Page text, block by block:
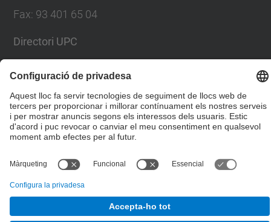
Fax: 93 401 65 04
Directori UPC
Formulari de contacte
© UPCEscola Tècnica Superior d'Enginyers de Camins,
Desenvolupat amb
Mapa del lloc Accessibilitat